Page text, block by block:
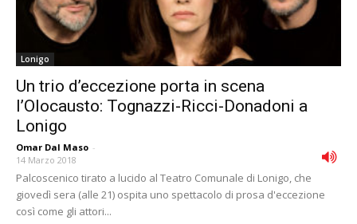
Lonigo
Un trio d’eccezione porta in scena
l’Olocausto: Tognazzi-Ricci-Donadoni a
Lonigo
Omar Dal Maso -
14 Marzo 2018
Palcoscenico tirato a lucido al Teatro Comunale di Lonigo, che
giovedì sera (alle 21) ospita uno spettacolo di prosa d'eccezione
così come gli attori...